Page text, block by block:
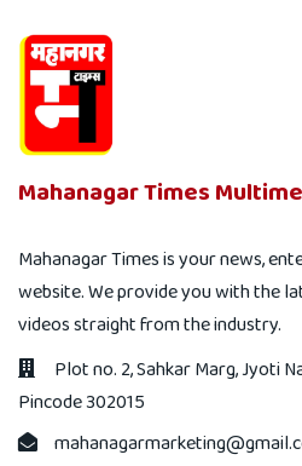
Mahanagar Times
Mahanagar Times is your news,
website. We provide you with the
videos straight from the industry.
Plot no. 2, Sahkar Marg, Jyoti
Pincode 302015